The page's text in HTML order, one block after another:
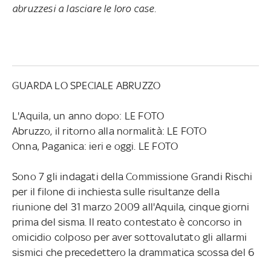
abruzzesi a lasciare le loro case.
GUARDA LO SPECIALE ABRUZZO
L'Aquila, un anno dopo: LE FOTO
Abruzzo, il ritorno alla normalità: LE FOTO
Onna, Paganica: ieri e oggi. LE FOTO
Sono 7 gli indagati della Commissione Grandi Rischi
per il filone di inchiesta sulle risultanze della
riunione del 31 marzo 2009 all'Aquila, cinque giorni
prima del sisma. Il reato contestato è concorso in
omicidio colposo per aver sottovalutato gli allarmi
sismici che precedettero la drammatica scossa del 6